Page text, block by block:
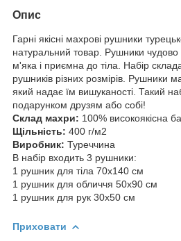
Опис
Гарні якісні махрові рушники
натуральний товар. Рушники
м'яка і приємна до тіла. Набір
рушників різних розмірів. Рушники
який надає їм вишуканості. Такий
подарунком друзям або собі!
Склад махри: 100% високоякісна
Щільність: 400 г/м2
Виробник: Туреччина
В набір входить 3 рушники:
1 рушник для тіла 70х140 см
1 рушник для обличчя 50х90 см
1 рушник для рук 30х50 см
Приховати